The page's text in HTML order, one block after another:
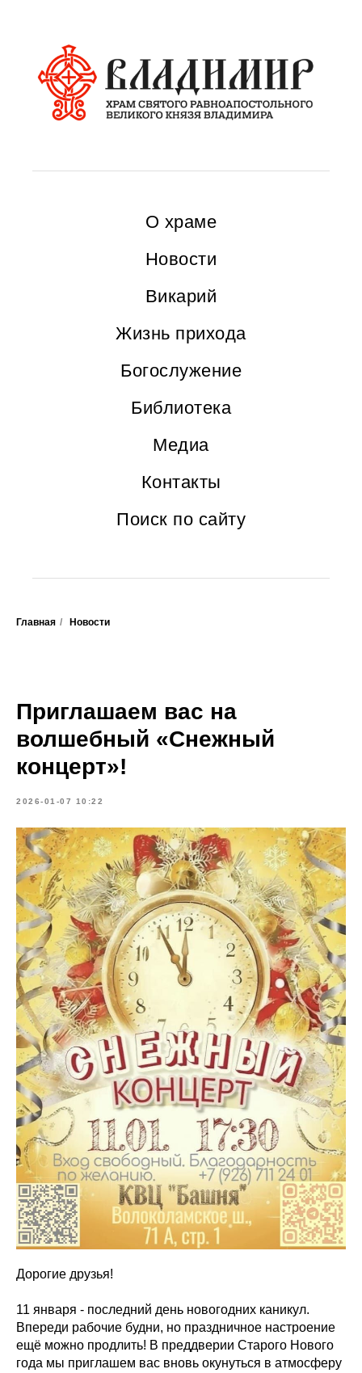
О храме
Новости
Викарий
Жизнь прихода
Богослужение
Библиотека
Медиа
Контакты
Поиск по сайту
Главная / Новости
Приглашаем вас на
волшебный «Снежный
концерт»!
2026-01-07 10:22
Дорогие друзья!
11 января - последний день новогодних каникул.
Впереди рабочие будни, но праздничное настроение
ещё можно продлить! В преддверии Старого Нового
года мы приглашем вас вновь окунуться в атмосферу